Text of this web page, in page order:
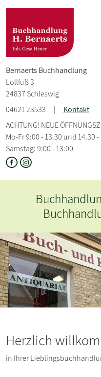
Bernaerts Buchhandlung
Lollfuß 3
24837 Schleswig
04621 23533
|
Kontakt
ACHTUNG! NEUE
Mo-Fr 9:00 - 13.30 und 14.30 -
Samstag: 9:00 - 13:00
Bernaerts - Die
mit Charme
Herzlich
in Ihrer